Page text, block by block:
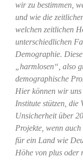
wir zu bestimmen,
und wie die
welchen zeitlichen
unterschiedlichen
Demographie.
„harmlosen“, also
demographische
Hier können wir
Institute stützen, die
Unsicherheit über
Projekte, wenn
für ein Land wie
Höhe von plus